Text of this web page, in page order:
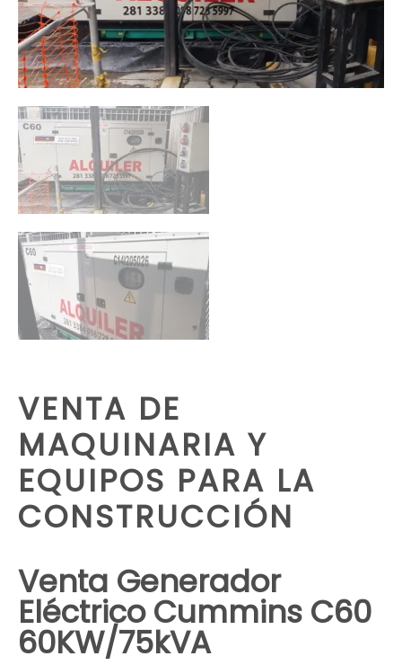
VENTA DE
MAQUINARIA Y
EQUIPOS PARA LA
CONSTRUCCIÓN
Venta Generador
Eléctrico Cummins C60
60KW/75kVA